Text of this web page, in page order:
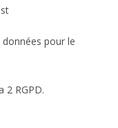
pour le
2 RGPD.